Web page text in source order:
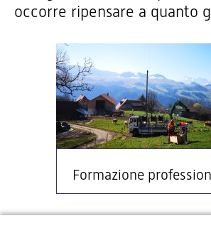
occorre ripensare a quanto
Formazione